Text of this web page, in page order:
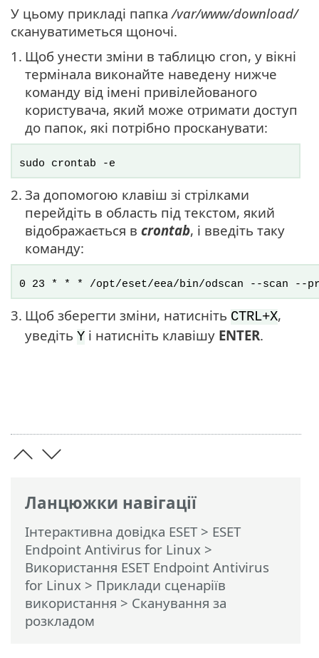
Ланцюжки навігації
Інтерактивна довідка ESET> ESET
Endpoint Antivirus for Linux >
Використання ESET Endpoint Antivirus
for Linux > Приклади сценаріїв
використання > Сканування за
розкладом
У цьому прикладі папка/var/www/download/
скануватиметься щоночі.
1. Щоб унести зміни в таблицю cron, у вікні
термінала виконайте наведену нижче
команду від імені привілейованого
користувача, який може отримати доступ
до папок, які потрібно просканувати:
sudo crontab -e
2. За допомогою клавіш зі стрілками
перейдіть в область під текстом, який
відображається в crontab, і введіть таку
команду:
0 23 * * * /opt/eset/eea/bin/odscan --scan --
3. Щоб зберегти зміни, натисніть CTRL+X,
уведіть Y і натисніть клавішу ENTER.